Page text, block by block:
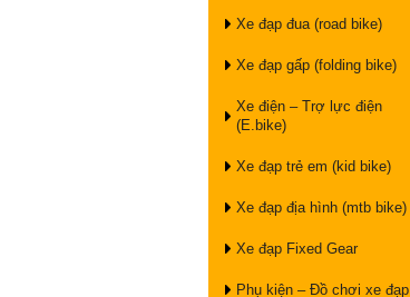
Xe đạp đua (road bike)
Xe đạp gấp (folding bike)
Xe điện – Trợ lực điện
(E.bike)
Xe đạp trẻ em (kid bike)
Xe đạp địa hình (mtb bike)
Xe đạp Fixed Gear
Phụ kiện – Đồ chơi xe đạp